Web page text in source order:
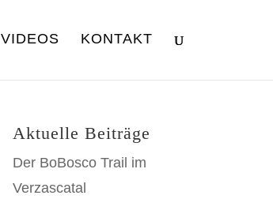
VIDEOS KONTAKT
Aktuelle Beiträge
Der BoBosco Trail im
Verzascatal